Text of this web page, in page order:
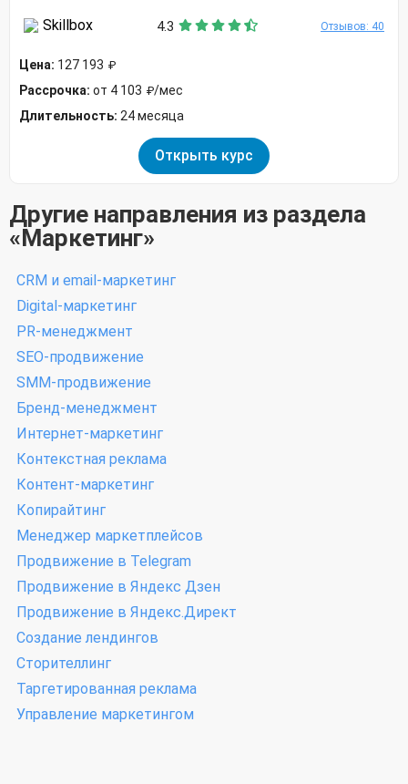
Skillbox 4.3 Отзывов: 40
Цена: 127 193 ₽
Рассрочка: от 4 103 ₽/мес
Длительность: 24 месяца
Открыть курс
Другие направления из раздела
«Маркетинг»
CRM и email-маркетинг
Digital-маркетинг
PR-менеджмент
SEO-продвижение
SMM-продвижение
Бренд-менеджмент
Интернет-маркетинг
Контекстная реклама
Контент-маркетинг
Копирайтинг
Менеджер маркетплейсов
Продвижение в Telegram
Продвижение в Яндекс Дзен
Продвижение в Яндекс.Директ
Создание лендингов
Сторителлинг
Таргетированная реклама
Управление маркетингом